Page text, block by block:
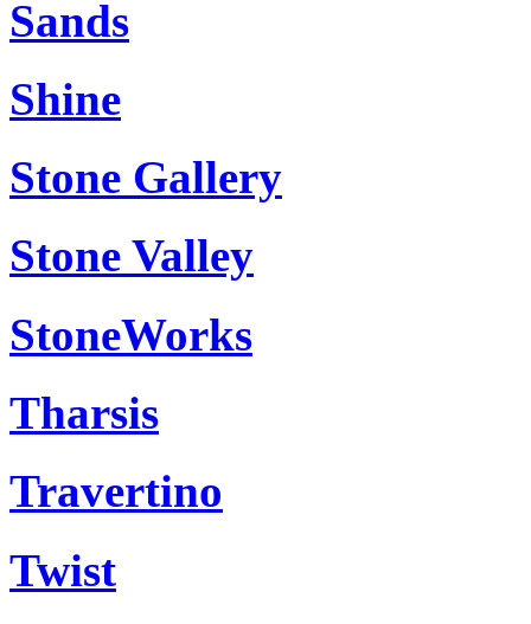
Sands
Shine
Stone Gallery
Stone Valley
StoneWorks
Tharsis
Travertino
Twist